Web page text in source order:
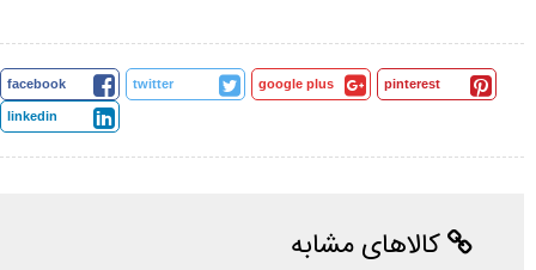
facebook twitter google plus pinterest
linkedin
کالاهای مشابه